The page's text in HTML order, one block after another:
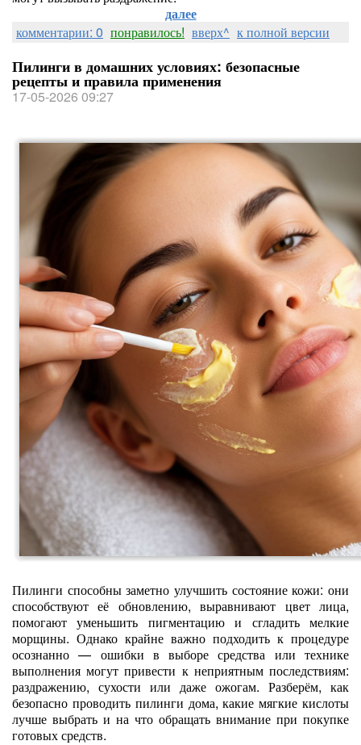
далее
комментарии: 0 понравилось! вверх^ к полной версии
Пилинги в домашних условиях: безопасные
рецепты и правила применения
17-05-2026 09:27
Пилинги способны заметно улучшить состояние кожи: они
способствуют её обновлению, выравнивают цвет лица,
помогают уменьшить пигментацию и сгладить мелкие
морщины. Однако крайне важно подходить к процедуре
осознанно — ошибки в выборе средства или технике
выполнения могут привести к неприятным последствиям:
раздражению, сухости или даже ожогам. Разберём, как
безопасно проводить пилинги дома, какие мягкие кислоты
лучше выбрать и на что обращать внимание при покупке
готовых средств.